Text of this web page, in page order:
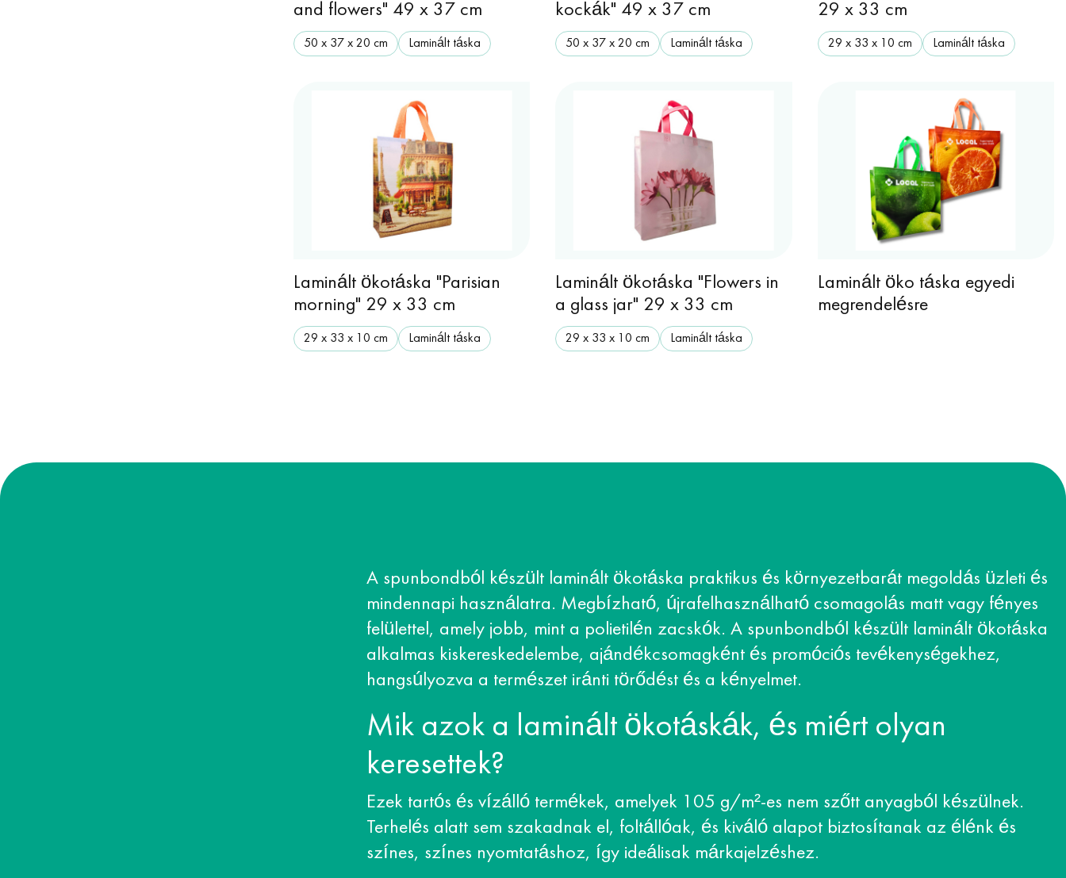
and flowers" 49 x 37 cm
50 x 37 x 20 cm Laminált táska
kockák" 49 x 37 cm
50 x 37 x 20 cm Laminált táska
29 x 33 cm
29 х 33 х 10 cm Laminált táska
Laminált ökotáska "Parisian
morning" 29 x 33 cm
29 х 33 х 10 cm Laminált táska
Laminált ökotáska "Flowers in
a glass jar" 29 x 33 cm
29 х 33 х 10 cm Laminált táska
Laminált öko táska egyedi
megrendelésre
A spunbondból készült laminált ökotáska praktikus és környezetbarát megoldás üzleti és
mindennapi használatra. Megbízható, újrafelhasználható csomagolás matt vagy fényes
felülettel, amely jobb, mint a polietilén zacskók. A spunbondból készült laminált ökotáska
alkalmas kiskereskedelembe, ajándékcsomagként és promóciós tevékenységekhez,
hangsúlyozva a természet iránti törődést és a kényelmet.
Mik azok a laminált ökotáskák, és miért olyan
keresettek?
Ezek tartós és vízálló termékek, amelyek 105 g/m²-es nem szőtt anyagból készülnek.
Terhelés alatt sem szakadnak el, foltállóak, és kiváló alapot biztosítanak az élénk és
színes, színes nyomtatáshoz, így ideálisak márkajelzéshez.